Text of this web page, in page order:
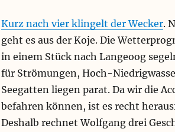
Kurz nach vier klingelt der Wecker.
geht es aus der Koje. Die
in einem Stück nach Langeoog
für Strömungen, Hoch-
Seegatten liegen parat. Da wir die
befahren können, ist es recht
Deshalb rechnet Wolfgang drei